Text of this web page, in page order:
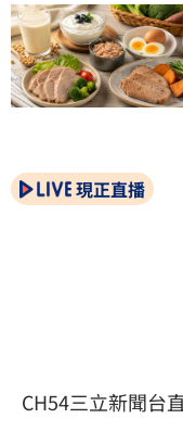
現正直播
CH54三立新聞台